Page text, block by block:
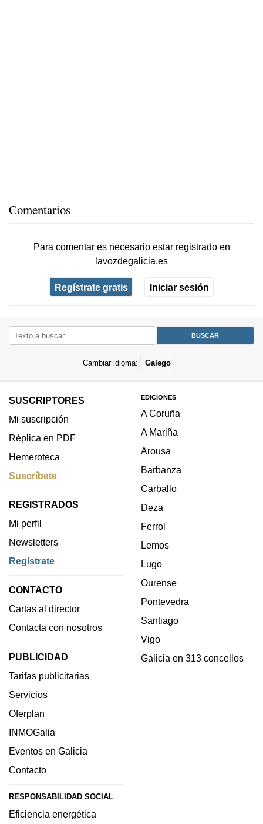
Comentarios
Para comentar es necesario estar registradoen
lavozdegalicia.es
Regístrate gratis Iniciar sesión
Cambiar idioma: Galego
SUSCRIPTORES
Mi suscripción
Réplica en PDF
Hemeroteca
Suscríbete
REGISTRADOS
Mi perfil
Newsletters
Regístrate
CONTACTO
Cartas al director
Contacta con nosotros
PUBLICIDAD
Tarifas publicitarias
Servicios
Oferplan
INMOGalia
Eventos en Galicia
Contacto
RESPONSABILIDAD SOCIAL
Eficiencia energética
EDICIONES
A Coruña
A Mariña
Arousa
Barbanza
Carballo
Deza
Ferrol
Lemos
Lugo
Ourense
Pontevedra
Santiago
Vigo
Galicia en 313 concellos